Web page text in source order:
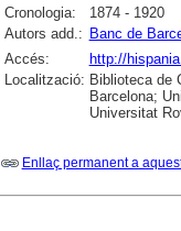
Cronologia:
1874 - 1920
Autors add.: Banc de
Accés:
http://
Localització: Biblioteca de
Barcelona;
Universitat
Enllaç permanent a